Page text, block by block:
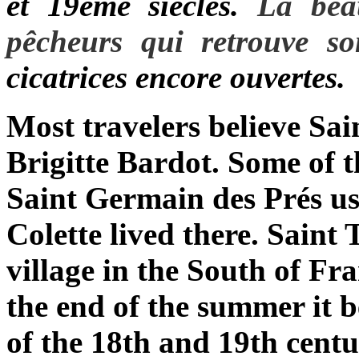
pêcheurs qui retrouve
cicatrices encore ouvertes.
Most travelers believe
Brigitte Bardot. Some of
Saint Germain des Prés
Colette lived there. Saint
village in the South of
the end of the summer it
of the 18th and 19th